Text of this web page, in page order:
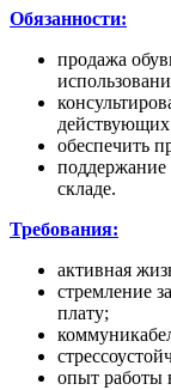
Обязанности:
продажа
действующих
обеспечить
поддержание
складе.
Требования:
активная
стремление
плату;
опыт работы